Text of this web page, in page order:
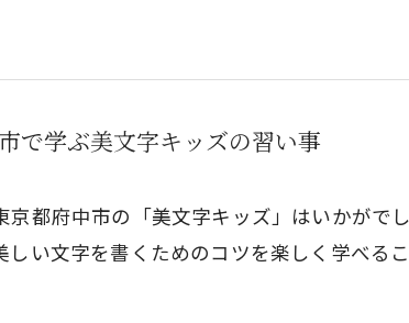
で学ぶ美文字キッズの習い事
都府中市の「美文字キッズ」はいかがでし
い文字を書くためのコツを楽しく学べる